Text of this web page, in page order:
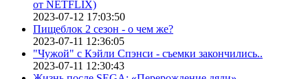
от NETFLIX)
2023-07-12 17:03:50
Пищеблок 2 сезон - о чем же?
2023-07-11 12:36:05
"Чужой" с Кэйли Спэнси - съемки закончились..
2023-07-11 12:30:43